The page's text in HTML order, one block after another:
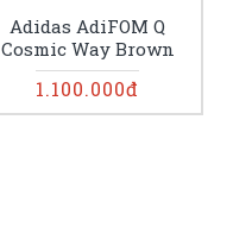
Adidas AdiFOM Q
Cosmic Way Brown
1.100.000đ